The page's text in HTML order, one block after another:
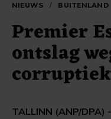
NIEUWS / BUITENLAND
Premier
ontslag
TALLINN (ANP/